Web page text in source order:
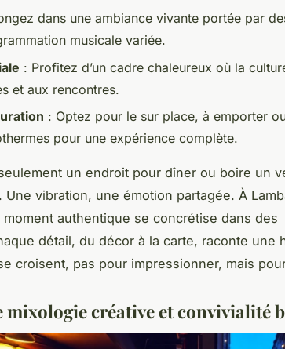
dans une ambiance vivante portée par
musicale variée.
: Profitez d’un cadre chaleureux où la
et aux rencontres.
: Optez pour le sur place, à emporter
pour une expérience complète.
un endroit pour dîner ou boire un
vibration, une émotion partagée. À
moment authentique se concrétise dans des
détail, du décor à la carte, raconte une
croisent, pas pour impressionner, mais
créative et convivialité